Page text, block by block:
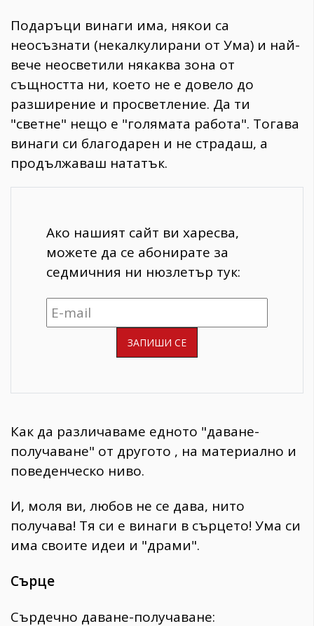
Подаръци винаги има, някои са
неосъзнати (некалкулирани от Ума) и най-
вече неосветили някаква зона от
същността ни, което не е довело до
разширение и просветление. Да ти
"светне" нещо е "голямата работа". Тогава
винаги си благодарен и не страдаш, а
продължаваш нататък.
Ако нашият сайт ви харесва,
можете да се абонирате за
седмичния ни нюзлетър тук:
Как да различаваме едното "даване-
получаване" от другото , на материално и
поведенческо ниво.
И, моля ви, любов не се дава, нито
получава! Тя си е винаги в сърцето! Ума си
има своите идеи и "драми".
Сърце
Сърдечно даване-получаване: